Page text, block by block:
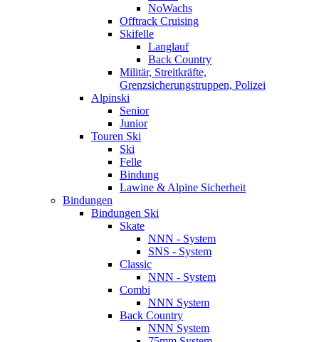
NoWachs
Offtrack Cruising
Skifelle
Langlauf
Back Country
Militär, Streitkräfte,
Grenzsicherungstruppen, Polizei
Alpinski
Senior
Junior
Touren Ski
Ski
Felle
Bindung
Lawine & Alpine Sicherheit
Bindungen
Bindungen Ski
Skate
NNN - System
SNS - System
Classic
NNN - System
Combi
NNN System
Back Country
NNN System